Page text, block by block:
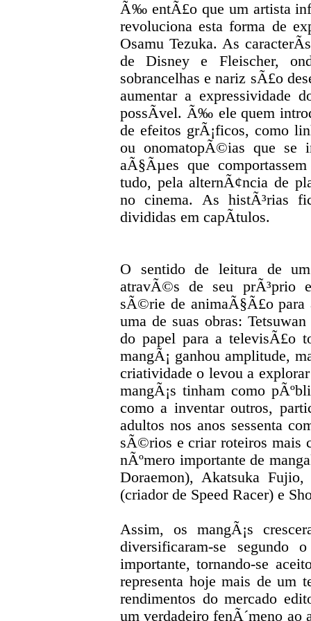
Ã‰ entÃ£o que um artista
revoluciona esta forma de
Osamu Tezuka. As
de Disney e Fleischer,
sobrancelhas e nariz sÃ£o
aumentar a expressividade
possÃ­vel. Ã‰ ele quem
de efeitos grÃ¡ficos, como
ou onomatopÃ©ias que se
aÃ§Ãµes que
tudo, pela alternÃ¢ncia de
no cinema. As histÃ³rias
divididas em capÃ­tulos.
O sentido de leitura de um
atravÃ©s de seu prÃ³prio
sÃ©rie de animaÃ§Ã£o para
uma de suas obras:
do papel para a televisÃ£o
mangÃ¡ ganhou amplitude,
criatividade o levou a
mangÃ¡s tinham como
como a inventar outros,
adultos nos anos sessenta
sÃ©rios e criar roteiros mais
nÃºmero importante de
Doraemon), Akatsuka
(criador de Speed Racer) e
Assim, os mangÃ¡s
diversificaram-se
importante, tornando-se
representa hoje mais de um
rendimentos do mercado
um verdadeiro fenÃ´meno ao